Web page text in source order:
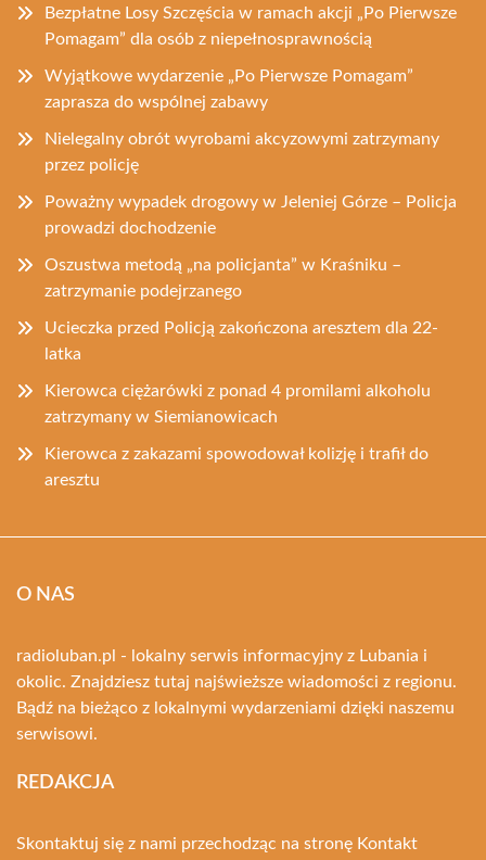
Bezpłatne Losy Szczęścia w ramach akcji „Po Pierwsze
Pomagam” dla osób z niepełnosprawnością
Wyjątkowe wydarzenie „Po Pierwsze Pomagam”
zaprasza do wspólnej zabawy
Nielegalny obrót wyrobami akcyzowymi zatrzymany
przez policję
Poważny wypadek drogowy w Jeleniej Górze – Policja
prowadzi dochodzenie
Oszustwa metodą „na policjanta” w Kraśniku –
zatrzymanie podejrzanego
Ucieczka przed Policją zakończona aresztem dla 22-
latka
Kierowca ciężarówki z ponad 4 promilami alkoholu
zatrzymany w Siemianowicach
Kierowca z zakazami spowodował kolizję i trafił do
aresztu
O NAS
radioluban.pl - lokalny serwis informacyjny z Lubania i
okolic. Znajdziesz tutaj najświeższe wiadomości z regionu.
Bądź na bieżąco z lokalnymi wydarzeniami dzięki naszemu
serwisowi.
REDAKCJA
Skontaktuj się z nami przechodząc na stronę Kontakt